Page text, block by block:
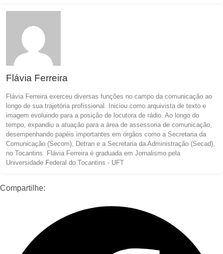
Flávia Ferreira
Flávia Ferreira exerceu diversas funções no campo da comunicação ao
longo de sua trajetória profissional. Iniciou como arquivista de texto e
imagem evoluindo para a posição de locutora de rádio. Ao longo do
tempo, expandiu a atuação para a área de assessoria de comunicação,
desempenhando papéis importantes em órgãos como a Secretaria da
Comunicação (Secom), Detran e a Secretaria da Administração (Secad),
no Tocantins. Flávia Ferreira é graduada em Jornalismo pela
Universidade Federal do Tocantins - UFT
Compartilhe: